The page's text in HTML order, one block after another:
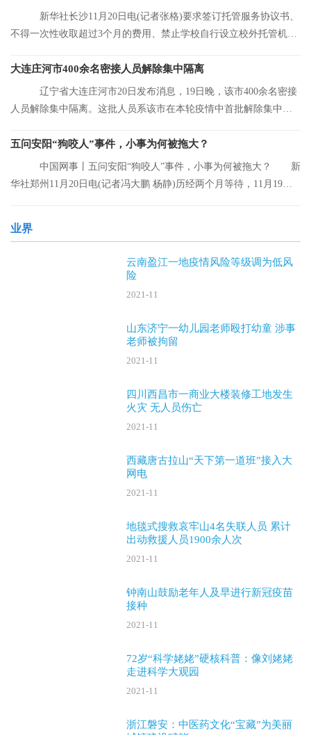
新华社长沙11月20日电(记者张格)要求签订托管服务协议书、
不得一次性收取超过3个月的费用、禁止学校自行设立校外托管机
大连庄河市400余名密接人员解除集中隔离
辽宁省大连庄河市20日发布消息，19日晚，该市400余名密接
人员解除集中隔离。这批人员系该市在本轮疫情中首批解除集中隔
五问安阳“狗咬人”事件，小事为何被拖大？
中国网事丨五问安阳“狗咬人”事件，小事为何被拖大？ 新
华社郑州11月20日电(记者冯大鹏 杨静)历经两个月等待，11月19日
业界
云南盈江一地疫情风险等级调为低风
险
2021-11
山东济宁一幼儿园老师殴打幼童 涉事
老师被拘留
2021-11
四川西昌市一商业大楼装修工地发生
火灾 无人员伤亡
2021-11
西藏唐古拉山“天下第一道班”接入大
网电
2021-11
地毯式搜救哀牢山4名失联人员 累计
出动救援人员1900余人次
2021-11
钟南山鼓励老年人及早进行新冠疫苗
接种
2021-11
72岁“科学姥姥”硬核科普：像刘姥姥
走进科学大观园
2021-11
浙江磐安：中医药文化“宝藏”为美丽